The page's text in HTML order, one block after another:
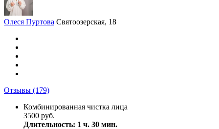
Олеся Пуртова Святоозерская, 18
Отзывы (179)
Комбинированная чистка лица
3500 руб.
Длительность: 1 ч. 30 мин.